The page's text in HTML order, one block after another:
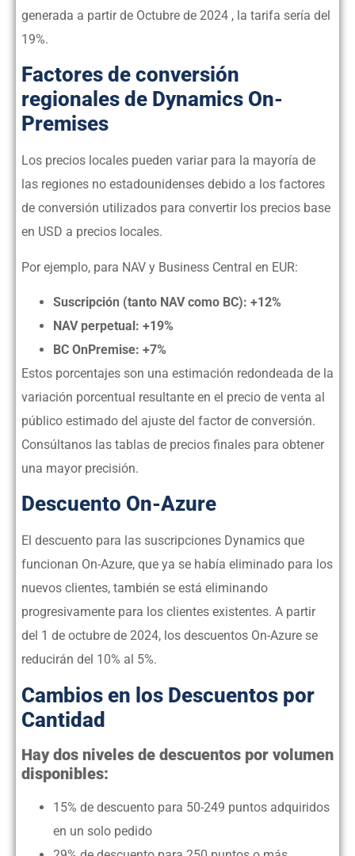
generada a partir de Octubre de 2024 , la tarifa sería del
19%.
Factores de conversión
regionales de Dynamics On-
Premises
Los precios locales pueden variar para la mayoría de
las regiones no estadounidenses debido a los factores
de conversión utilizados para convertir los precios base
en USD a precios locales.
Por ejemplo, para NAV y Business Central en EUR:
Suscripción (tanto NAV como BC): +12%
NAV perpetual: +19%
BC OnPremise: +7%
Estos porcentajes son una estimación redondeada de la
variación porcentual resultante en el precio de venta al
público estimado del ajuste del factor de conversión.
Consúltanos las tablas de precios finales para obtener
una mayor precisión.
Descuento On-Azure
El descuento para las suscripciones Dynamics que
funcionan On-Azure, que ya se había eliminado para los
nuevos clientes, también se está eliminando
progresivamente para los clientes existentes. A partir
del 1 de octubre de 2024, los descuentos On-Azure se
reducirán del 10% al 5%.
Cambios en los Descuentos por
Cantidad
Hay dos niveles de descuentos por volumen
disponibles:
15% de descuento para 50-249 puntos adquiridos
en un solo pedido